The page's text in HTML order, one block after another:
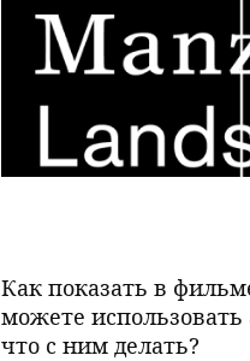
Как показать в
можете
что с ним делать?